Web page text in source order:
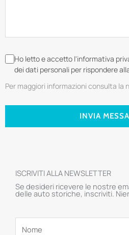
Ho letto e accetto l'informativa
dei dati personali per rispondere
Per maggiori informazioni consulta la
INVIA
ISCRIVITI ALLA NEWSLETTER
Se desideri ricevere le nostre
delle auto storiche, inscriviti.